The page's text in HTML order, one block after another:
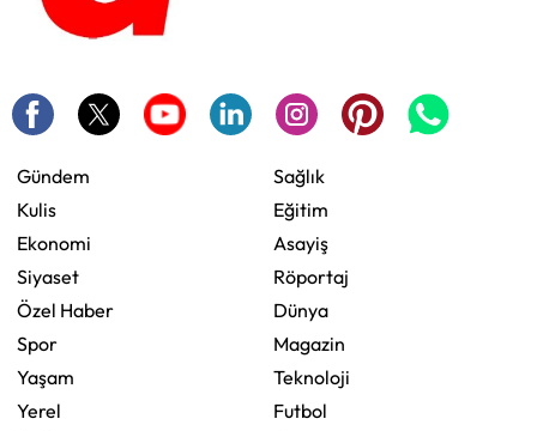
Gündem
Kulis
Ekonomi
Siyaset
Özel Haber
Spor
Yaşam
Yerel
Sağlık
Eğitim
Asayiş
Röportaj
Dünya
Magazin
Teknoloji
Futbol